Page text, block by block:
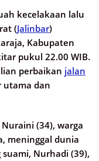
kecelakaan lalu
(Jalinbar)
Kabupaten
pukul 22.00 WIB.
perbaikan jalan
utama dan
(34), warga
meninggal dunia
Nurhadi (39),